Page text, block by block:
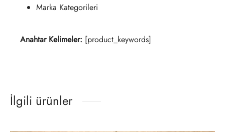
Marka Kategorileri
Anahtar Kelimeler: [product_keywords]
İlgili ürünler